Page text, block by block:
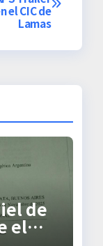
el CIC de
Lamas
de
el